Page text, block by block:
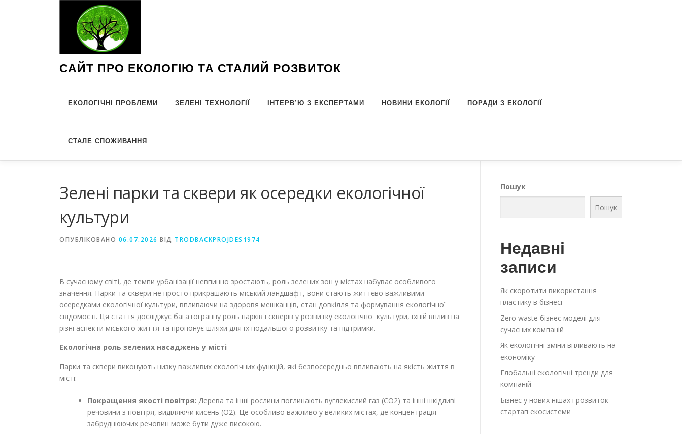
САЙТ ПРО ЕКОЛОГІЮ ТА СТАЛИЙ РОЗВИТОК
ЕКОЛОГІЧНІ ПРОБЛЕМИ ЗЕЛЕНІ ТЕХНОЛОГІЇ ІНТЕРВ’Ю З ЕКСПЕРТАМИ НОВИНИ ЕКОЛОГІЇ ПОРАДИ З ЕКОЛОГІЇ
СТАЛЕ СПОЖИВАННЯ
Зелені парки та сквери як осередки екологічної
культури
ОПУБЛІКОВАНО 06.07.2026 ВІД TRODBACKPROJDES1974
В сучасному світі, де темпи урбанізації невпинно зростають, роль зелених зон у містах набуває особливого
значення. Парки та сквери не просто прикрашають міський ландшафт, вони стають життєво важливими
осередками екологічної культури, впливаючи на здоровя мешканців, стан довкілля та формування екологічної
свідомості. Ця стаття досліджує багатогранну роль парків і скверів у розвитку екологічної культури, їхній вплив на
різні аспекти міського життя та пропонує шляхи для їх подальшого розвитку та підтримки.
Екологічна роль зелених насаджень у місті
Парки та сквери виконують низку важливих екологічних функцій, які безпосередньо впливають на якість життя в
місті:
Покращення якості повітря: Дерева та інші рослини поглинають вуглекислий газ (CO2) та інші шкідливі
речовини з повітря, виділяючи кисень (O2). Це особливо важливо у великих містах, де концентрація
забруднюючих речовин може бути дуже високою.
Пошук
Пошук
Недавні
записи
Як скоротити використання
пластику в бізнесі
Zero waste бізнес моделі для
сучасних компаній
Як екологічні зміни впливають на
економіку
Глобальні екологічні тренди для
компаній
Бізнес у нових нішах і розвиток
стартап екосистеми